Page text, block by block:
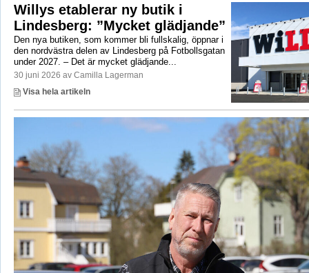
Willys etablerar ny butik i
Lindesberg: ”Mycket glädjande”
Den nya butiken, som kommer bli fullskalig, öppnar i
den nordvästra delen av Lindesberg på Fotbollsgatan
under 2027. – Det är mycket glädjande...
30 juni 2026 av Camilla Lagerman
Visa hela artikeln